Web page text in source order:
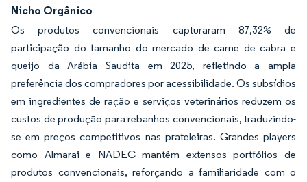
Nicho Orgânico
Os produtos convencionais capturaram 87,32% de
participação do tamanho do mercado de carne de cabra e
queijo da Arábia Saudita em 2025, refletindo a ampla
preferência dos compradores por acessibilidade. Os subsídios
em ingredientes de ração e serviços veterinários reduzem os
custos de produção para rebanhos convencionais, traduzindo-
se em preços competitivos nas prateleiras. Grandes players
como Almarai e NADEC mantêm extensos portfólios de
produtos convencionais, reforçando a familiaridade com o